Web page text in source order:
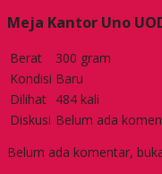
Meja Kantor Uno
Berat
300 gram
Kondisi Baru
Dilihat 484 kali
Diskusi Belum ada
Belum ada komentar,